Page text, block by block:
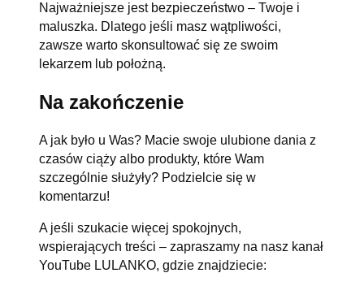
Najważniejsze jest bezpieczeństwo – Twoje i
maluszka. Dlatego jeśli masz wątpliwości,
zawsze warto skonsultować się ze swoim
lekarzem lub położną.
Na zakończenie
A jak było u Was? Macie swoje ulubione dania z
czasów ciąży albo produkty, które Wam
szczególnie służyły? Podzielcie się w
komentarzu!
A jeśli szukacie więcej spokojnych,
wspierających treści – zapraszamy na nasz kanał
YouTube LULANKO, gdzie znajdziecie: